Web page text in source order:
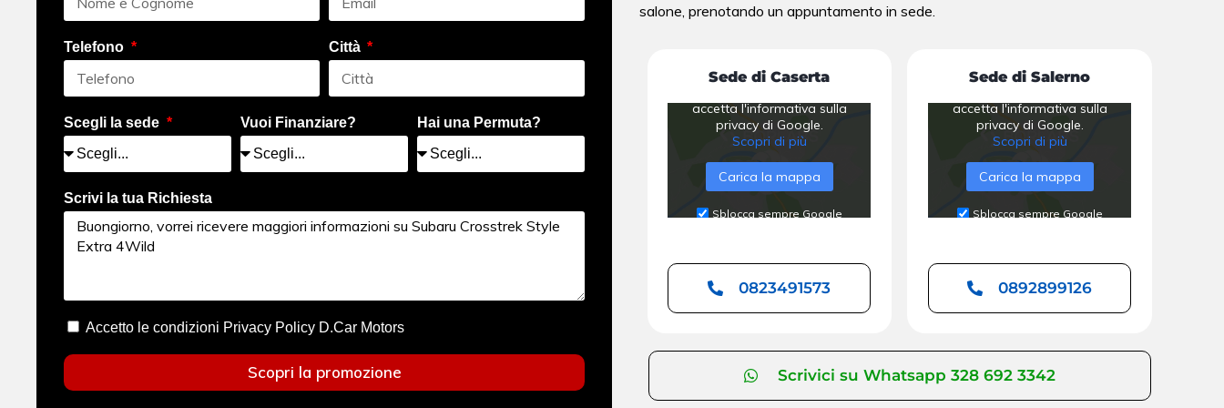
Telefono Città
Scegli la sede Vuoi Finanziare? Hai una Permuta?
Scrivi la tua Richiesta
Accetto le condizioni Privacy Policy D.Car Motors
Scopri la promozione
salone, prenotando un appuntamento in sede.
Sede di Caserta
accetta l'informativa sulla
privacy di Google.
Scopri di più
Carica la mappa
Sblocca sempre Google
0823491573
Sede di Salerno
accetta l'informativa sulla
privacy di Google.
Scopri di più
Carica la mappa
Sblocca sempre Google
0892899126
Scrivici su Whatsapp 328 692 3342